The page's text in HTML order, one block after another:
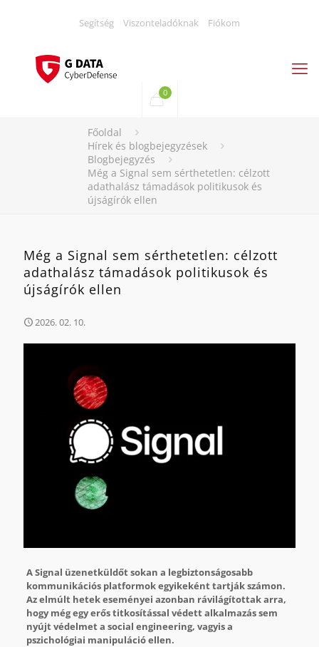
Segítség Viszonteladóknak Fiókom
0
Főoldal
Hírek és blogbejegyzések
Blogbejegyzés
Még a Signal sem sérthetetlen: célzott
adathalász támadások politikusok és
újságírók ellen
Még a Signal sem sérthetetlen: célzott
adathalász támadások politikusok és
újságírók ellen
2026. 02. 10.
A Signal üzenetküldőt sokan a legbiztonságosabb
kommunikációs platformok egyikeként tartják számon.
Az elmúlt hetek eseményei azonban rávilágítottak arra,
hogy még egy erős titkosítással védett alkalmazás sem
nyújt védelmet a social engineering, vagyis a
pszichológiai manipuláció ellen.